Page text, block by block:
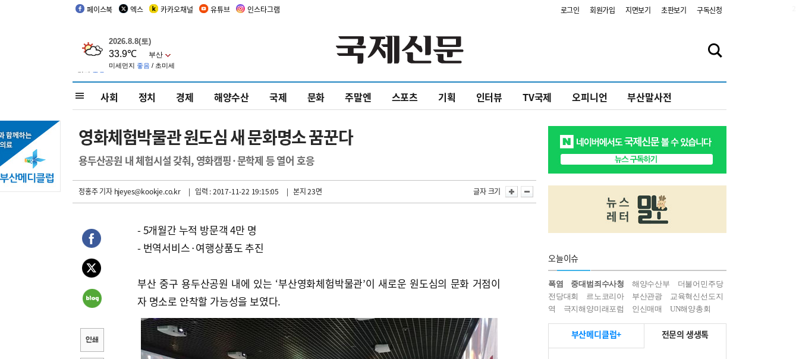
페이스북 엑스 카카오채널 유튜브 인스타그램 로그인 회원가입 지면보기 초판보기 구독신청
사회 정치 경제 해양수산 국제 문화 주말엔 스포츠 기획 인터뷰 TV국제 오피니언 부산말사전
영화체험박물관 원도심 새 문화명소 꿈꾼다
용두산공원 내 체험시설 갖춰, 영화캠핑·문학제 등 열어 호응
정홍주 기자hjeyes@kookje.co.kr | 입력 : 2017-11-22 19:15:05 | 본지 23면 글자 크기
- 5개월간 누적 방문객 4만 명
- 번역서비스·여행상품도 추진
부산 중구 용두산공원 내에 있는 ‘부산영화체험박물관’이 새로운 원도심의 문화 거점이
자 명소로 안착할 가능성을 보였다.
오늘이슈
폭염 중대범죄수사청 해양수산부
더불어민주당
전당대회
르노코리아 부산관광
교육혁신선도지
역
극지해양미래포럼 인신매매 UN해양총회
부산메디클럽+ 전문의 생생톡